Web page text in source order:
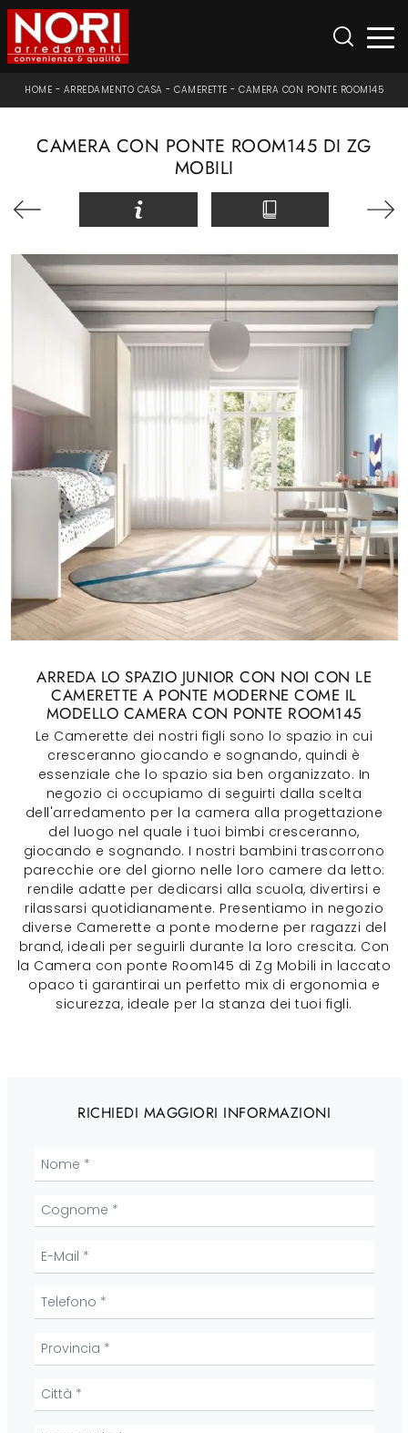
HOME - ARREDAMENTO CASA - CAMERETTE - CAMERA CON PONTE ROOM145
CAMERA CON PONTE ROOM145 DI ZG
MOBILI
ARREDA LO SPAZIO JUNIOR CON NOI CON LE
CAMERETTE A PONTE MODERNE COME IL
MODELLO CAMERA CON PONTE ROOM145
Le Camerette dei nostri figli sono lo spazio in cui
cresceranno giocando e sognando, quindi è
essenziale che lo spazio sia ben organizzato. In
negozio ci occupiamo di seguirti dalla scelta
dell'arredamento per la camera alla progettazione
del luogo nel quale i tuoi bimbi cresceranno,
giocando e sognando. I nostri bambini trascorrono
parecchie ore del giorno nelle loro camere da letto:
rendile adatte per dedicarsi alla scuola, divertirsi e
rilassarsi quotidianamente. Presentiamo in negozio
diverse Camerette a ponte moderne per ragazzi del
brand, ideali per seguirli durante la loro crescita. Con
la Camera con ponte Room145 di Zg Mobili in laccato
opaco ti garantirai un perfetto mix di ergonomia e
sicurezza, ideale per la stanza dei tuoi figli.
RICHIEDI MAGGIORI INFORMAZIONI